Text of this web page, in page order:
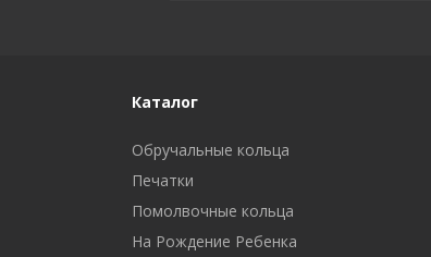
Каталог
Обручальные кольца
Печатки
Помолвочные кольца
На Рождение Ребенка